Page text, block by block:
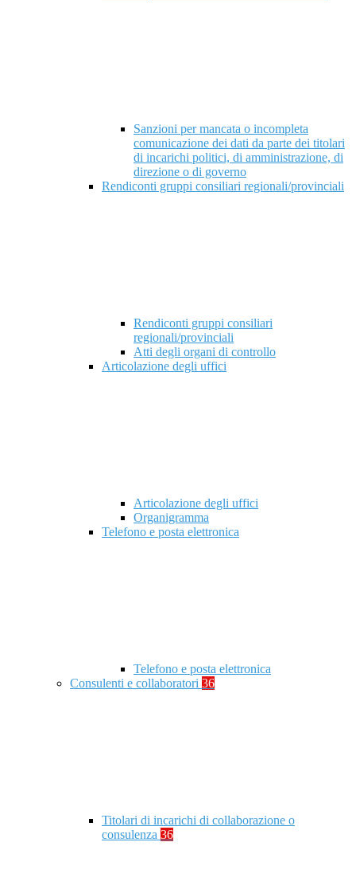
Sanzioni per mancata o incompleta
comunicazione dei dati da parte dei titolari
di incarichi politici, di amministrazione, di
direzione o di governo
Rendiconti gruppi consiliari regionali/provinciali
Rendiconti gruppi consiliari
regionali/provinciali
Atti degli organi di controllo
Articolazione degli uffici
Articolazione degli uffici
Organigramma
Telefono e posta elettronica
Telefono e posta elettronica
Consulenti e collaboratori 36
Titolari di incarichi di collaborazione o
consulenza 36